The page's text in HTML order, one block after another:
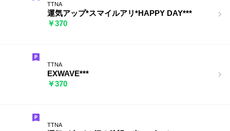
TTNA
運気アップ*スマイルアリ*HAPPY DAY***
￥370
TTNA
EXWAVE***
￥370
TTNA